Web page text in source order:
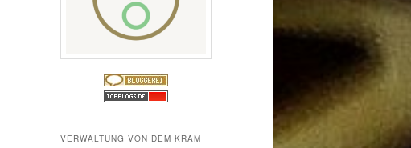
VERWALTUNG VON DEM KRAM